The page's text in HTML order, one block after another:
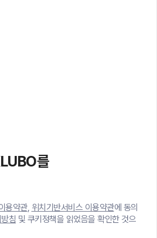
를
용약관, 위치기반서비스 이용약관에 동의
침 및 쿠키정책을 읽었음을 확인한 것으